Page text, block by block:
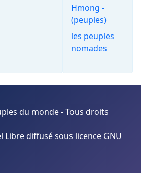
Hmong -
(peuples)
les peuples
nomades
du monde - Tous droits
Libre diffusé sous licence GNU